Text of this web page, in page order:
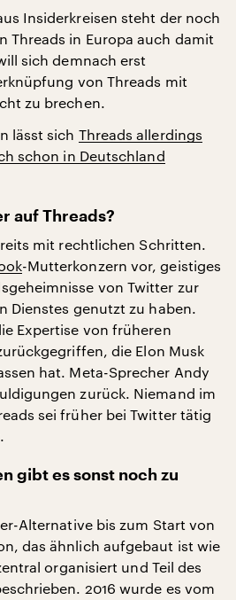
Insiderkreisen steht der noch
Threads in Europa auch damit
sich demnach erst
von Threads mit
zu brechen.
lässt sich Threads allerdings
schon in Deutschland
auf Threads?
mit rechtlichen Schritten.
-Mutterkonzern vor, geistiges
von Twitter zur
Dienstes genutzt zu haben.
Expertise von früheren
die Elon Musk
hat. Meta-Sprecher Andy
zurück. Niemand im
sei früher bei Twitter tätig
gibt es sonst noch zu
Alternative bis zum Start von
das ähnlich aufgebaut ist wie
organisiert und Teil des
2016 wurde es vom